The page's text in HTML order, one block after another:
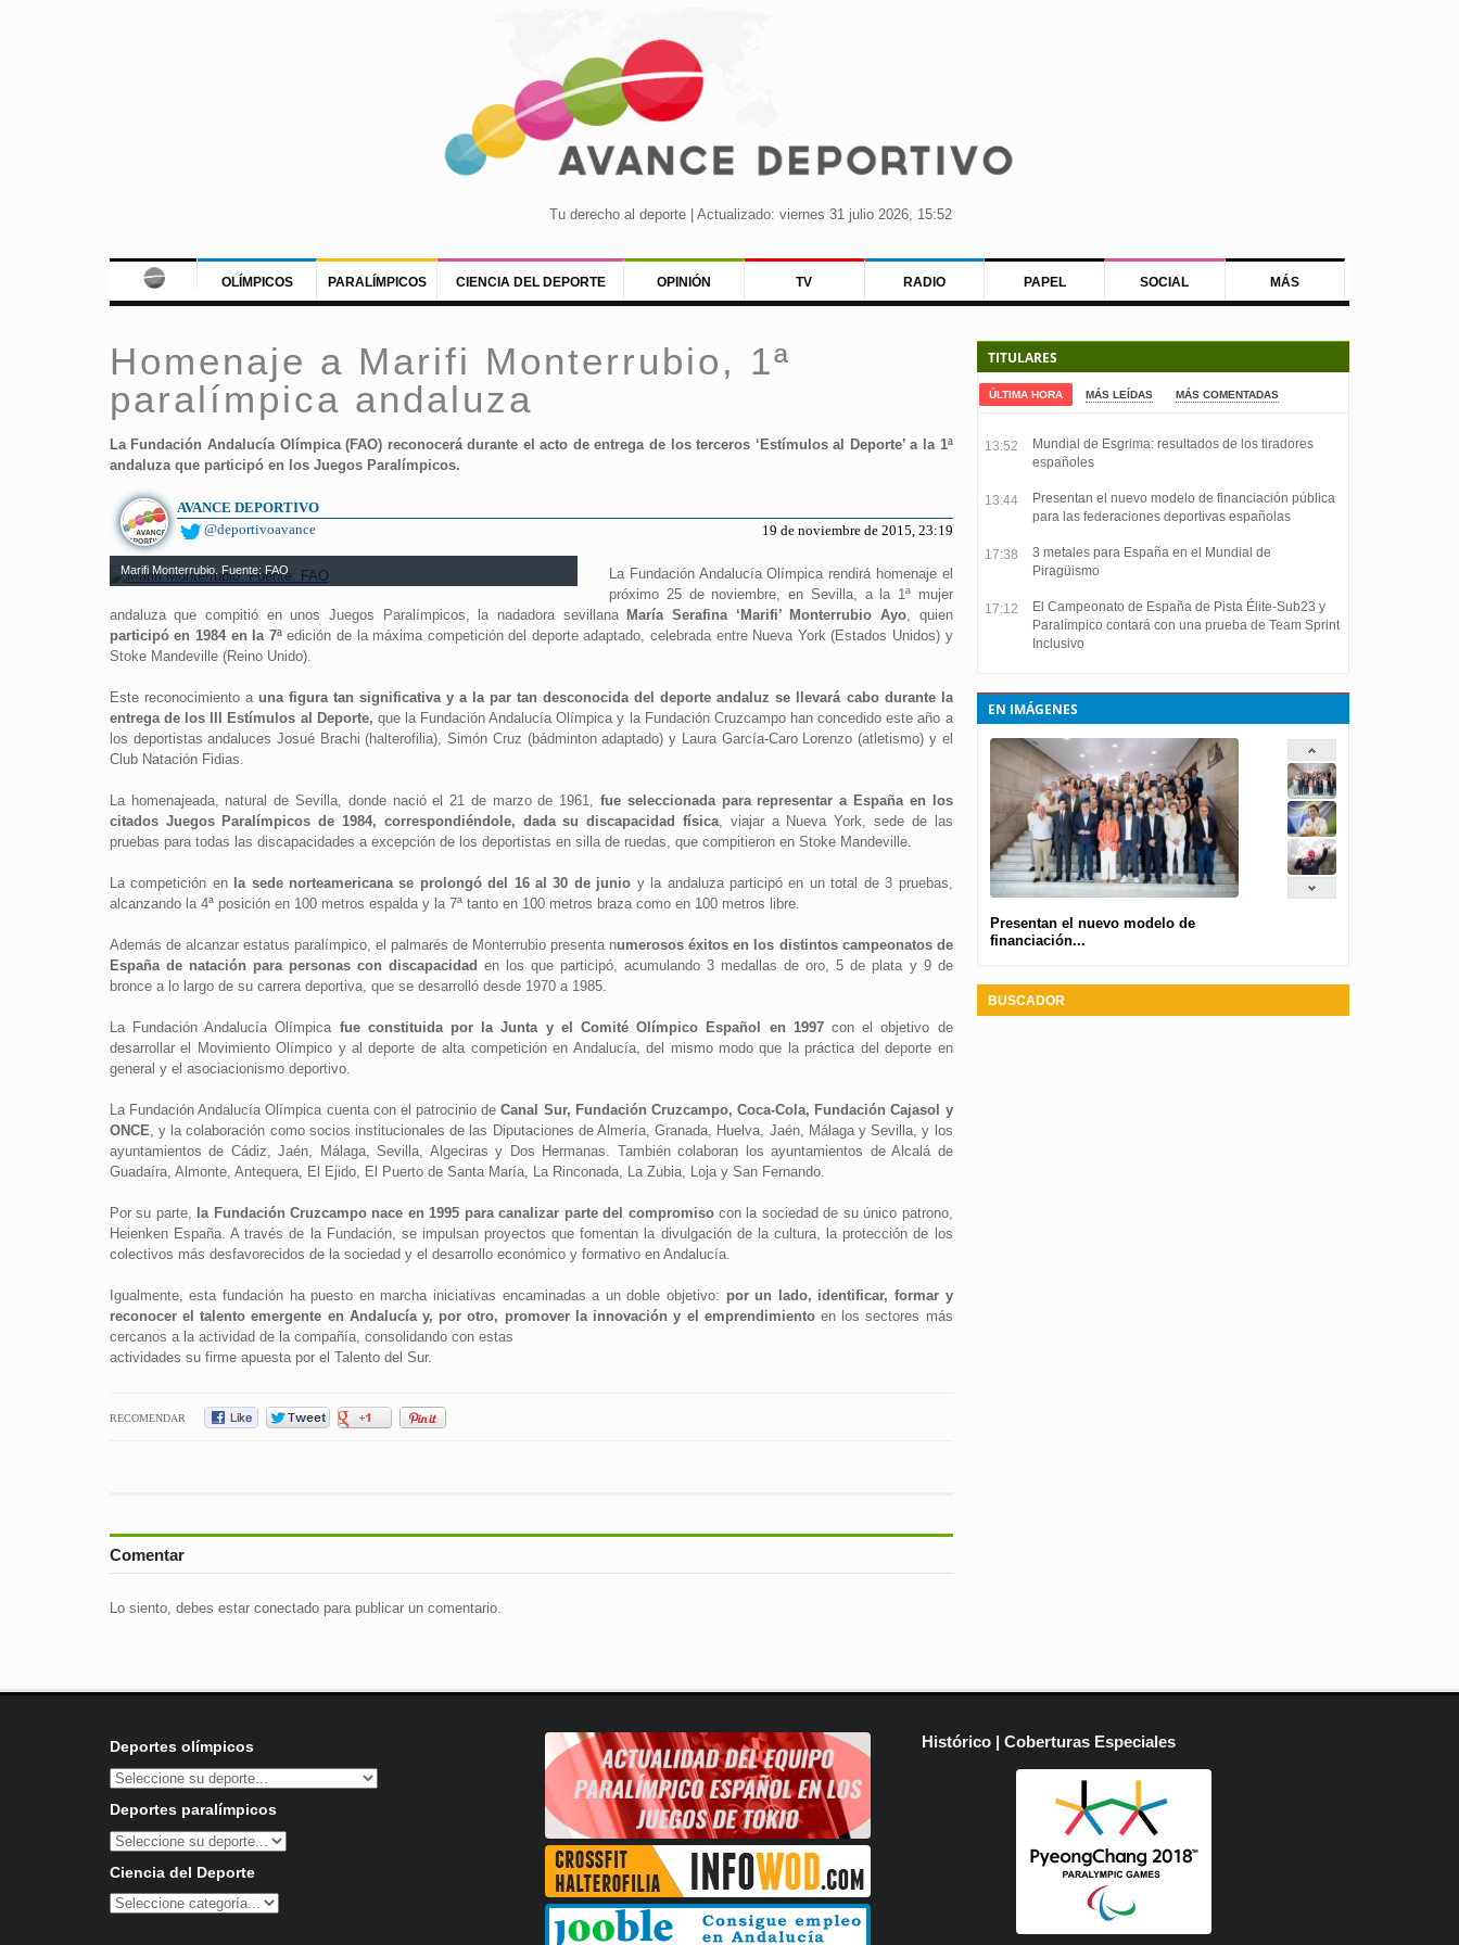
Tu derecho al deporte | Actualizado: viernes 31 julio 2026, 15:52
OLÍMPICOS PARALÍMPICOS CIENCIA DEL DEPORTE OPINIÓN TV RADIO PAPEL SOCIAL MÁS
Homenaje a Marifi Monterrubio, 1ª
paralímpica andaluza
La Fundación Andalucía Olímpica (FAO) reconocerá durante el acto de entrega de los terceros ‘Estímulos al Deporte’ a la 1ª
andaluza que participó en los Juegos Paralímpicos.
AVANCE DEPORTIVO
@deportivoavance
19 de noviembre de 2015, 23:19
Marifi Monterrubio. Fuente: FAO
La Fundación Andalucía Olímpica rendirá homenaje el
próximo 25 de noviembre, en Sevilla, a la 1ª mujer
andaluza que compitió en unos Juegos Paralímpicos, la nadadora sevillana María Serafina ‘Marifi’ Monterrubio Ayo, quien
participó en 1984 en la 7ªedición de la máxima competición del deporte adaptado, celebrada entre Nueva York (Estados Unidos) y
Stoke Mandeville (Reino Unido).
Este reconocimiento a una figura tan significativa y a la par tan desconocida del deporte andaluz se llevará cabo durante la
entrega de los III Estímulos al Deporte, que la Fundación Andalucía Olímpica y la Fundación Cruzcampo han concedido este año a
los deportistas andaluces Josué Brachi (halterofilia), Simón Cruz (bádminton adaptado) y Laura García-Caro Lorenzo (atletismo) y el
Club Natación Fidias.
La homenajeada, natural de Sevilla, donde nació el 21 de marzo de 1961,fue seleccionada para representar a España en los
citados Juegos Paralímpicos de 1984, correspondiéndole, dada su discapacidad física, viajar a Nueva York, sede de las
pruebas para todas las discapacidades a excepción de los deportistas en silla de ruedas, que compitieron en Stoke Mandeville.
La competición en la sede norteamericana se prolongó del 16 al 30 de junio y la andaluza participó en un total de 3 pruebas,
alcanzando la 4ª posición en 100 metros espalda y la 7ª tanto en 100 metros braza como en 100 metros libre.
Además de alcanzar estatus paralímpico, el palmarés de Monterrubio presenta numerosos éxitos en los distintos campeonatos de
España de natación para personas con discapacidad en los que participó, acumulando 3 medallas de oro, 5 de plata y 9 de
bronce a lo largo de su carrera deportiva, que se desarrolló desde 1970 a 1985.
La Fundación Andalucía Olímpica fue constituida por la Junta y el Comité Olímpico Español en 1997con el objetivo de
desarrollar el Movimiento Olímpico y al deporte de alta competición en Andalucía, del mismo modo que la práctica del deporte en
general y el asociacionismo deportivo.
La Fundación Andalucía Olímpica cuenta con el patrocinio deCanal Sur, Fundación Cruzcampo, Coca-Cola, Fundación Cajasol y
ONCE, y la colaboración como socios institucionales de las Diputaciones de Almería, Granada, Huelva, Jaén, Málaga y Sevilla, y los
ayuntamientos de Cádiz, Jaén, Málaga, Sevilla, Algeciras y Dos Hermanas. También colaboran los ayuntamientos de Alcalá de
Guadaíra, Almonte, Antequera, El Ejido, El Puerto de Santa María, La Rinconada, La Zubia, Loja y San Fernando.
Por su parte, la Fundación Cruzcampo nace en 1995 para canalizar parte del compromisocon la sociedad de su único patrono,
Heienken España. A través de la Fundación, se impulsan proyectos que fomentan la divulgación de la cultura, la protección de los
colectivos más desfavorecidos de la sociedad y el desarrollo económico y formativo en Andalucía.
Igualmente, esta fundación ha puesto en marcha iniciativas encaminadas a un doble objetivo: por un lado, identificar, formar y
reconocer el talento emergente en Andalucía y, por otro, promover la innovación y el emprendimientoen los sectores más
cercanos a la actividad de la compañía, consolidando con estas
actividades su firme apuesta por el Talento del Sur.
RECOMENDAR
Comentar
Lo siento, debes estar conectadopara publicar un comentario.
TITULARES
ÚLTIMA HORA MÁS LEÍDAS MÁS COMENTADAS
13:52
Mundial de Esgrima: resultados de los tiradores
españoles
13:44
Presentan el nuevo modelo de financiación pública
para las federaciones deportivas españolas
17:38
3 metales para España en el Mundial de
Piragüismo
17:12
El Campeonato de España de Pista Élite-Sub23 y
Paralímpico contará con una prueba de Team Sprint
Inclusivo
EN IMÁGENES
Presentan el nuevo modelo de
financiación...
BUSCADOR
Deportes olímpicos
Deportes paralímpicos
Ciencia del Deporte
Histórico | Coberturas Especiales